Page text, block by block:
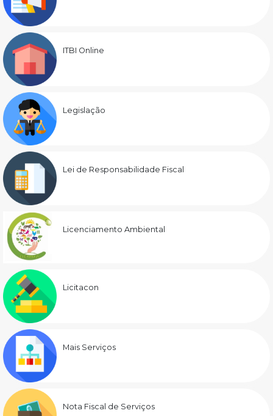
ITBI Online
Legislação
Lei de Responsabilidade Fiscal
Licenciamento Ambiental
Licitacon
Mais Serviços
Nota Fiscal de Serviços